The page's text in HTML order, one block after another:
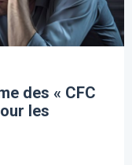
des « CFC
les